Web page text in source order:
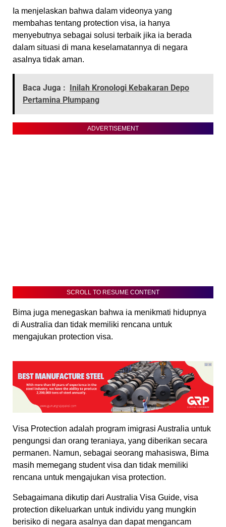
Ia menjelaskan bahwa dalam videonya yang
membahas tentang protection visa, ia hanya
menyebutnya sebagai solusi terbaik jika ia berada
dalam situasi di mana keselamatannya di negara
asalnya tidak aman.
Baca Juga :
Inilah Kronologi Kebakaran Depo
Pertamina Plumpang
ADVERTISEMENT
SCROLL TO RESUME CONTENT
Bima juga menegaskan bahwa ia menikmati hidupnya
di Australia dan tidak memiliki rencana untuk
mengajukan protection visa.
Visa Protection adalah program imigrasi Australia untuk
pengungsi dan orang teraniaya, yang diberikan secara
permanen. Namun, sebagai seorang mahasiswa, Bima
masih memegang student visa dan tidak memiliki
rencana untuk mengajukan visa protection.
Sebagaimana dikutip dari Australia Visa Guide, visa
protection dikeluarkan untuk individu yang mungkin
berisiko di negara asalnya dan dapat mengancam